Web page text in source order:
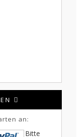
an:
Bitte